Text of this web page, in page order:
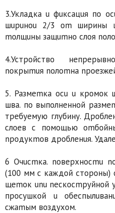
3.Укладка u фuксацuя по
шupuнou 2/3 om ширины
mолщuны защumно слоя
4.Устройство
nокрыmuя noлоmна
5. Размеmка ocu u кромок
шва. по выполненной
требуемую глубину.
слоев с помощью
nродукmов дробленuя.
6 Очuсmка. noвepxнocmu
(100 мм с каждой стороны)
щеmок unu necкocmpуйной
просушкой u
сжаmым воздухом.